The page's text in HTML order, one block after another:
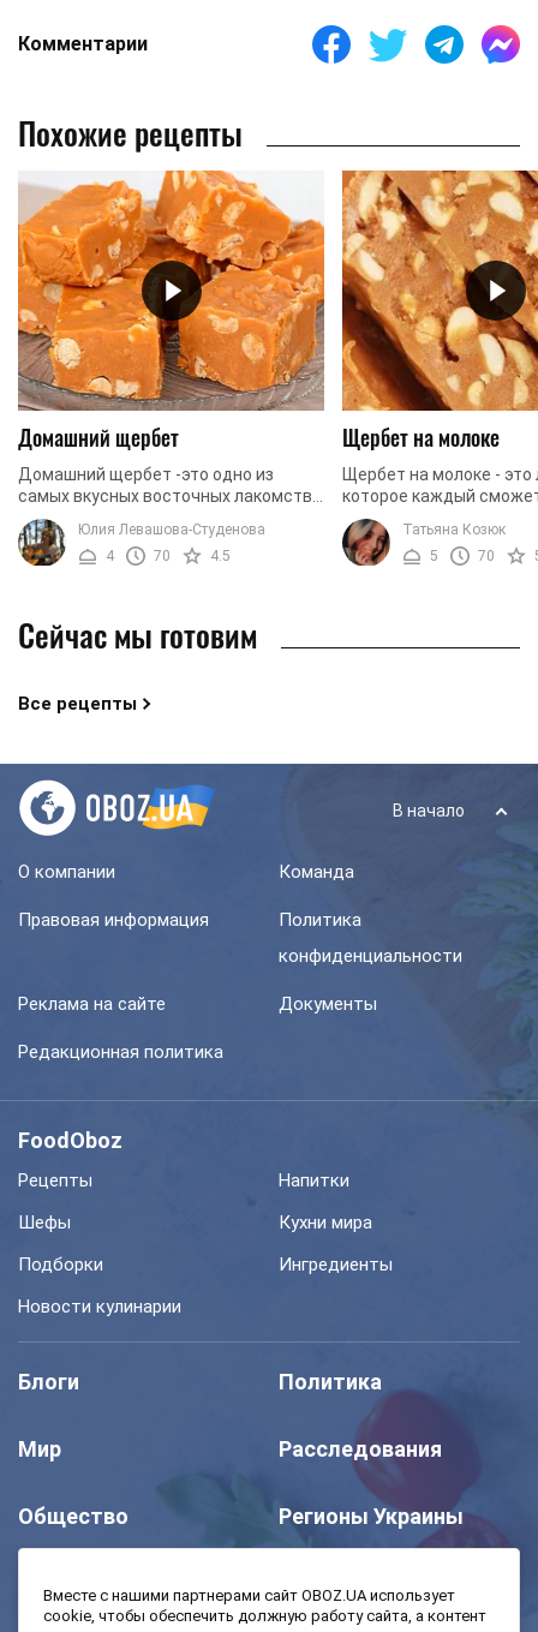
Комментарии
Похожие рецепты
Домашний щербет
Домашний щербет -это одно из
самых вкусных восточных лакомств,
которое вы с легкостью сможете
приготовить самостоятельно, при
наличии нужных ...
Юлия Левашова-Студенова
4
70 4.5
Щербет на молоке
Щербет на молоке - это
которое каждый
приготовить в
Для этого вам
нужные ингредиенты и
Татьяна Козюк
5
70
Сейчас мы готовим
Все рецепты
В начало
О компании Команда
Правовая информация
Политика
конфиденциальности
Реклама на сайте Документы
Редакционная политика
FoodOboz
Рецепты
Напитки
Шефы
Кухни мира
Подборки
Ингредиенты
Новости кулинарии
Блоги Политика
Мир Расследования
Общество Регионы Украины
Вместе с нашими партнерами сайт OBOZ.UA использует
cookie, чтобы обеспечить должную работу сайта, а контент